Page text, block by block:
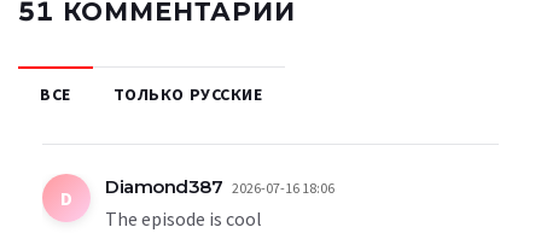
51 КОММЕНТАРИИ
ВСЕ ТОЛЬКО РУССКИЕ
D Diamond387 2026-07-16 18:06
The episode is cool